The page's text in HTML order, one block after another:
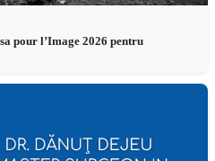
pour l’Image 2026 pentru